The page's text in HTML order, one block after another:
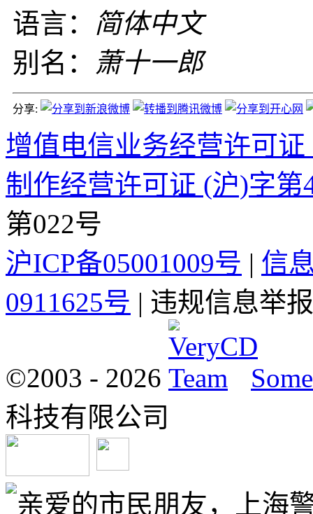
语言： 简体中文
别名：
萧十一郎
分享:
增值电信业务经营许可证
制作经营许可证 (沪)字第
第022号
沪ICP备05001009号 | 信
0911625号 | 违规信息举
©2003 - 2026
科技有限公司